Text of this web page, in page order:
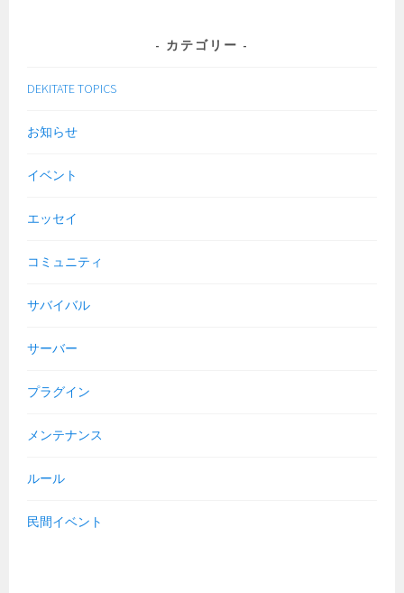
カテゴリー
DEKITATE TOPICS
お知らせ
イベント
エッセイ
コミュニティ
サバイバル
サーバー
プラグイン
メンテナンス
ルール
民間イベント